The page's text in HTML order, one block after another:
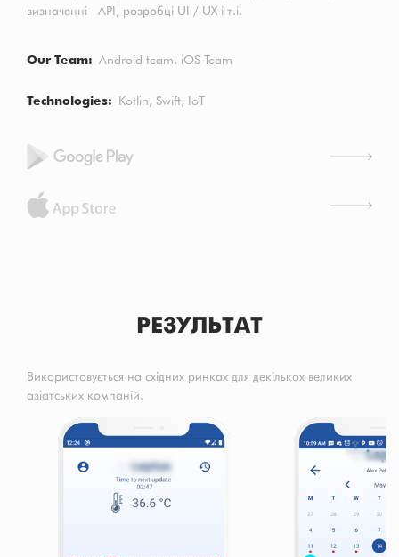
визначенні API, розробці UI / UX і т.і.
Our Team Android team, iOS Team
Technologies Kotlin Swift IoT
РЕЗУЛЬТАТ
Використовується на східних ринках для декількох великих
азіатських компаній.